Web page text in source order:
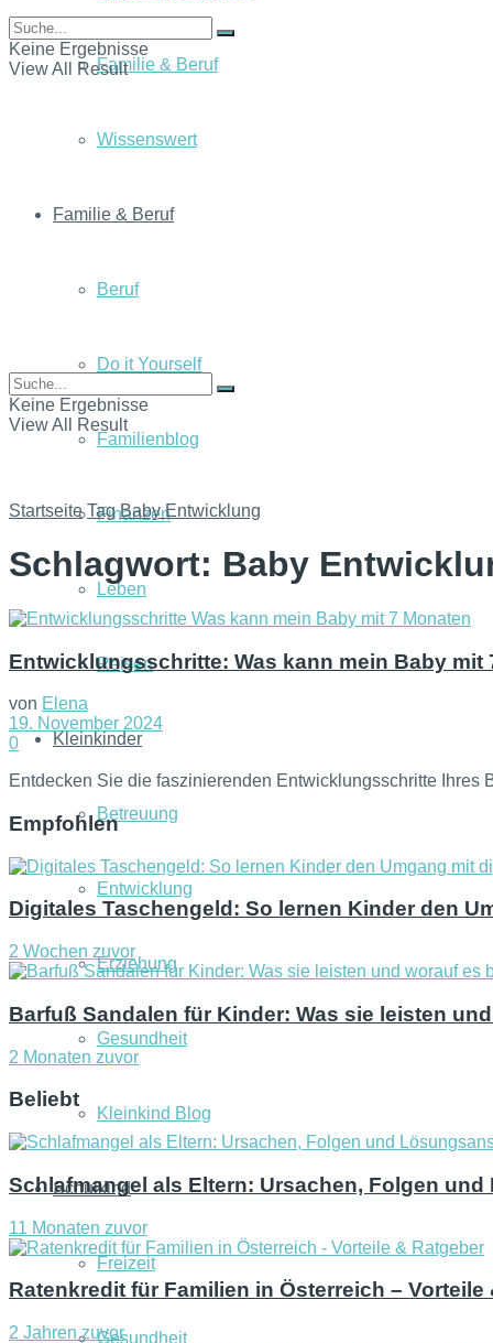
Familie & Beruf
Wissenswert
Familie & Beruf
Beruf
Do it Yourself
Familienblog
Finanzen
Leben
Reisen
Kleinkinder
Betreuung
Entwicklung
Erziehung
Gesundheit
Kleinkind Blog
Schulkind
Freizeit
Gesundheit
Keine Ergebnisse
View All Result
Keine Ergebnisse
View All Result
Startseite Tag Baby Entwicklung
Schlagwort: Baby
Entwicklungsschritte: Was kann mein Baby mit
von Elena
19. November 2024
0
Entdecken Sie die faszinierenden Entwicklungsschritte
Empfohlen
Digitales Taschengeld: So lernen Kinder den
2 Wochen zuvor
Barfuß Sandalen für Kinder: Was sie leisten
2 Monaten zuvor
Beliebt
Schlafmangel als Eltern: Ursachen, Folgen
11 Monaten zuvor
Ratenkredit für Familien in Österreich – Vorteile
2 Jahren zuvor